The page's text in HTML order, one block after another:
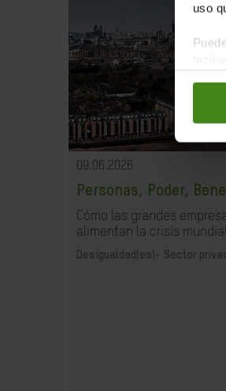
uso
09.06.2026
Personas, Poder,
Cómo las grandes
alimentan la crisis
Desigualdad(es)- Sector